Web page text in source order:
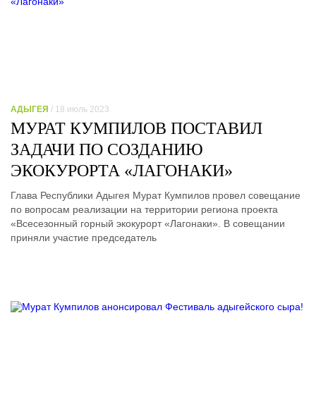
АДЫГЕЯ / 18 июль 2023
МУРАТ КУМПИЛОВ ПОСТАВИЛ
ЗАДАЧИ ПО СОЗДАНИЮ
ЭКОКУРОРТА «ЛАГОНАКИ»
Глава Республики Адыгея Мурат Кумпилов провел совещание
по вопросам реализации на территории региона проекта
«Всесезонный горный экокурорт «Лагонаки». В совещании
приняли участие председатель